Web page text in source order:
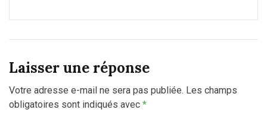
Laisser une réponse
Votre adresse e-mail ne sera pas publiée. Les champs
obligatoires sont indiqués avec *